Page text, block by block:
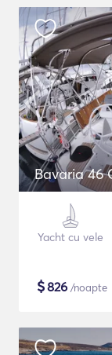
Bavaria 46
Yacht cu vele
$826 /noapte